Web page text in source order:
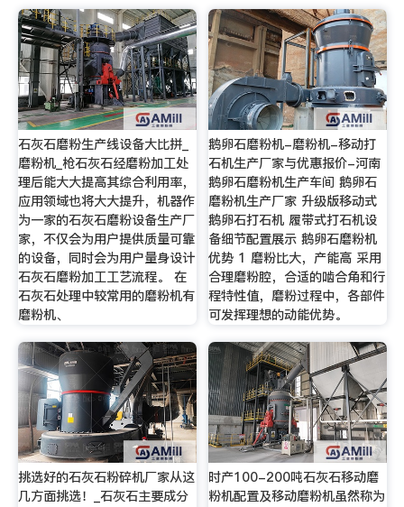
石灰石磨粉生产线设备大比拼_
磨粉机_枪石灰石经磨粉加工处
理后能大大提高其综合利用率，
应用领域也将大大提升，机器作
为一家的石灰石磨粉设备生产厂
家，不仅会为用户提供质量可靠
的设备，同时会为用户量身设计
石灰石磨粉加工工艺流程。 在
石灰石处理中较常用的磨粉机有
磨粉机、
鹅卵石磨粉机-磨粉机-移动打
石机生产厂家与优惠报价-河南
鹅卵石磨粉机生产车间 鹅卵石
磨粉机生产厂家 升级版移动式
鹅卵石打石机 履带式打石机设
备细节配置展示 鹅卵石磨粉机
优势 1 磨粉比大，产能高 采用
合理磨粉腔，合适的啮合角和行
程特性值，磨粉过程中，各部件
可发挥理想的动能优势。
挑选好的石灰石粉碎机厂家从这
几方面挑选！_石灰石主要成分
时产100-200吨石灰石移动磨
粉机配置及移动磨粉机虽然称为